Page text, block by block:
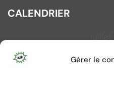
Gérer le
CALENDRIER
L
2